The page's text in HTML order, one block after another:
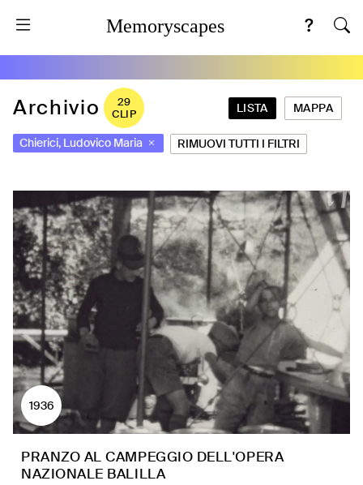
Memoryscapes
Archivio
29
CLIP
LISTA MAPPA
Chierici, Ludovico Maria RIMUOVI TUTTI I FILTRI
1936
PRANZO AL CAMPEGGIO DELL'OPERA
NAZIONALE BALILLA